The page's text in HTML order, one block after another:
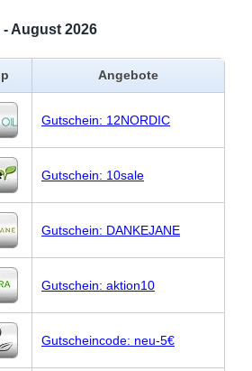
August 2026
Angebote
Gutschein: 12NORDIC
Gutschein: 10sale
Gutschein: DANKEJANE
Gutschein: aktion10
Gutscheincode: neu-5€